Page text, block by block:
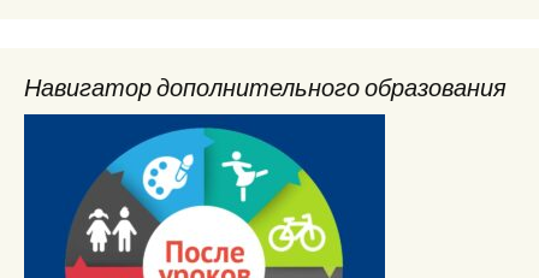
Навигатор дополнительного образования